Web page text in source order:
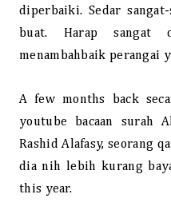
diperbaiki. Sedar
buat. Harap sangat
menambahbaik perangai
A few months back
youtube bacaan surah
Rashid Alafasy, seorang
dia nih lebih kurang
this year.